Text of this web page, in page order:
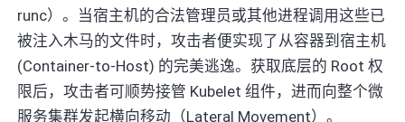
runc）。当宿主机的合法管理员或其他进程调用这些已
被注入木马的文件时，攻击者便实现了从容器到宿主机
(Container-to-Host) 的完美逃逸。获取底层的 Root 权
限后，攻击者可顺势接管 Kubelet 组件，进而向整个微
服务集群发起横向移动（Lateral Movement）。